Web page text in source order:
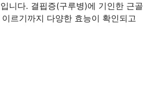
니다. 결핍증(구루병)에 기인한 근골
르기까지 다양한 효능이 확인되고